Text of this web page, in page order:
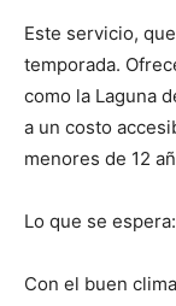
Este servicio,
temporada.
como la Laguna
a un costo
menores de 12
Lo que se espera:
Con el buen